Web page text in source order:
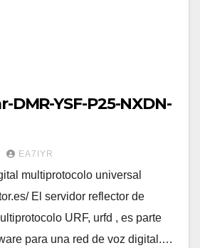
DMR-YSF-P25-NXDN-
EA7IYR
multiprotocolo universal
El servidor reflector de
URF, urfd , es parte
para una red de voz digital.…